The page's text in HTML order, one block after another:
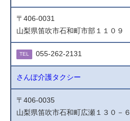
〒406-0031
山梨県笛吹市石和町市部１１０９
TEL 055-262-2131
さんぽ介護タクシー
〒406-0035
山梨県笛吹市石和町広瀬１３０－６